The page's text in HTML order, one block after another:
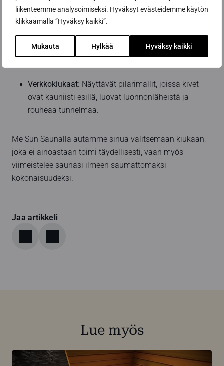
liikenteemme analysoimiseksi. Hyväksyt evästeidemme käytön
klikkaamalla ”Hyväksy kaikki”.
Mukauta Hylkää Hyväksy kaikki
tuovat saunaan selkeää kontrastia ja ryhtiä, sopien
täydellisesti minimalistiseen makuun.
Verkkokiukaat: Näyttävät pilarimallit, joissa kivet
ovat kauniisti esillä, luovat luonnonläheistä ja
rouheaa tunnelmaa.
Me Sun Saunalla autamme sinua valitsemaan kiukaan,
joka ei ainoastaan toimi täydellisesti, vaan myös
viimeistelee saunasi ilmeen saumattomaksi
kokonaisuudeksi.
Jaa artikkeli
Lue myös